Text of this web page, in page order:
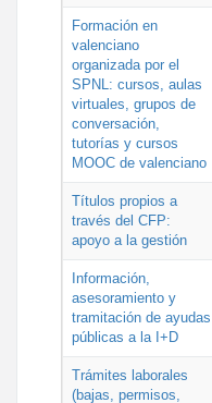
Formación en
valenciano
organizada por el
SPNL: cursos, aulas
virtuales, grupos de
conversación,
tutorías y cursos
MOOC de valenciano
Títulos propios a
través del CFP:
apoyo a la gestión
Información,
asesoramiento y
tramitación de ayudas
públicas a la I+D
Trámites laborales
(bajas, permisos,